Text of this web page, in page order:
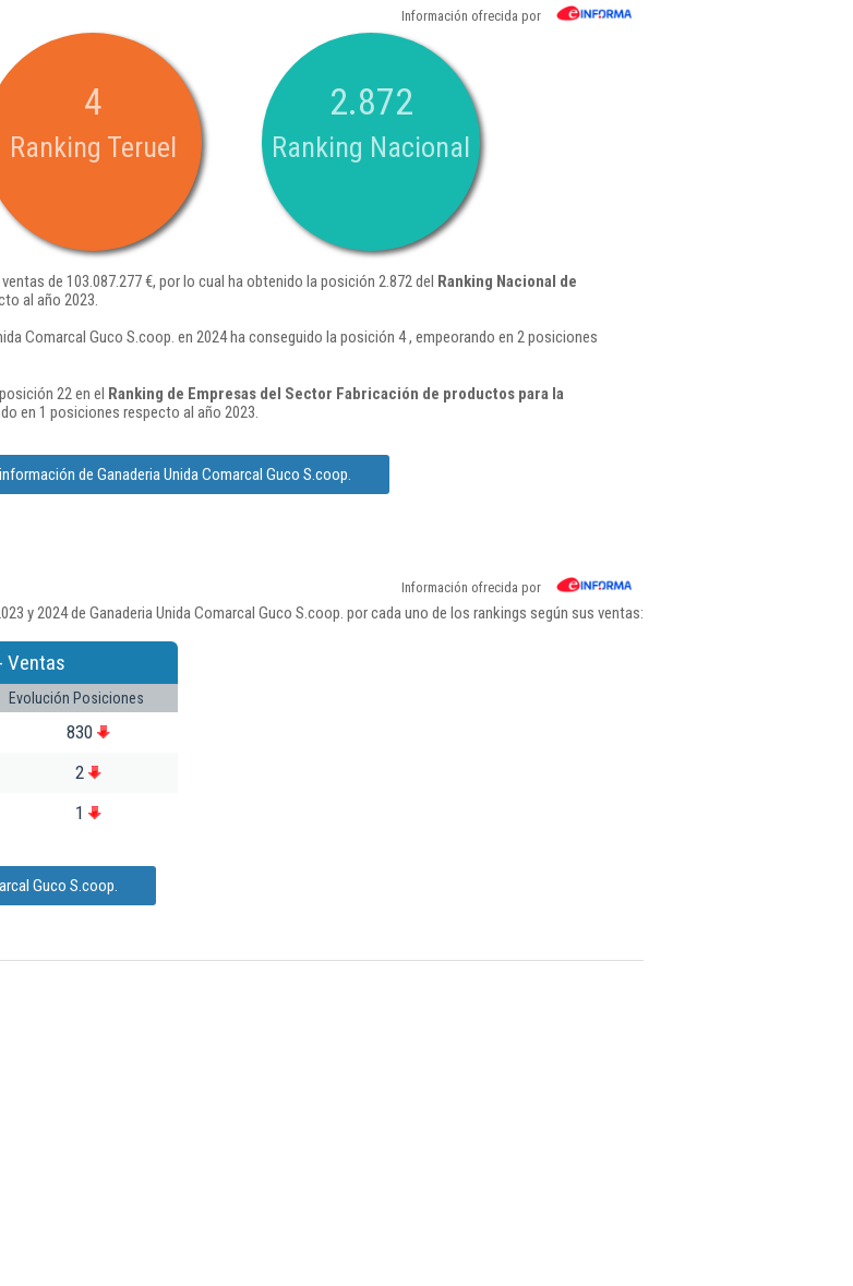
Información ofrecida por
4
Ranking Teruel
2.872
Ranking Nacional
de 103.087.277 €, por lo cual ha obtenido la posición 2.872 del Ranking Nacional de
al año 2023.
Comarcal Guco S.coop. en 2024 ha conseguido la posición 4 , empeorando en 2 posiciones
22 en el Ranking de Empresas del Sector Fabricación de productos para la
en 1 posiciones respecto al año 2023.
de Ganaderia Unida Comarcal Guco S.coop.
Información ofrecida por
y 2024 de Ganaderia Unida Comarcal Guco S.coop. por cada uno de los rankings según sus ventas:
Ventas
Evolución Posiciones
830
2
1
Guco S.coop.